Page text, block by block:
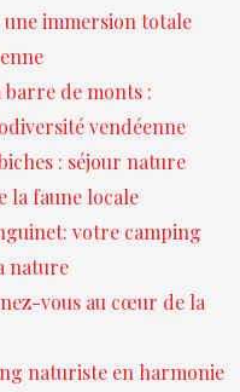
une immersion totale
de monts :
vendéenne
: séjour nature
la faune locale
votre camping
nature
vous au cœur de la
naturiste en harmonie